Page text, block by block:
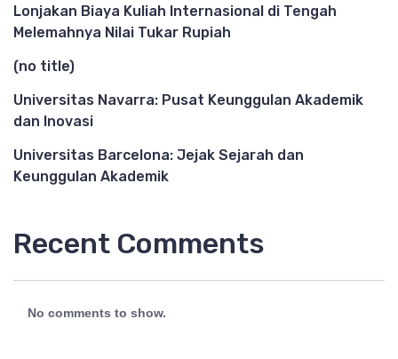
Lonjakan Biaya Kuliah Internasional di Tengah
Melemahnya Nilai Tukar Rupiah
(no title)
Universitas Navarra: Pusat Keunggulan Akademik
dan Inovasi
Universitas Barcelona: Jejak Sejarah dan
Keunggulan Akademik
Recent Comments
No comments to show.